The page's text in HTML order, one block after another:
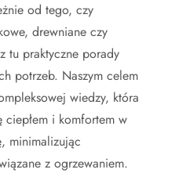
od tego, czy
drewniane czy
tu praktyczne porady
potrzeb. Naszym celem
wiedzy, która
i komfortem w
minimalizując
z ogrzewaniem.